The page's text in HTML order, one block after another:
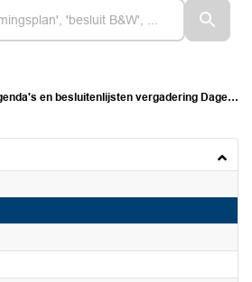
en besluitenlijsten vergadering Dagelijks Bestuur